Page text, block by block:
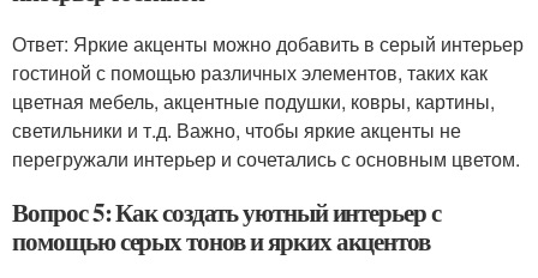
Ответ: Яркие акценты можно добавить в серый интерьер
гостиной с помощью различных элементов, таких как
цветная мебель, акцентные подушки, ковры, картины,
светильники и т.д. Важно, чтобы яркие акценты не
перегружали интерьер и сочетались с основным цветом.
Вопрос 5: Как создать уютный интерьер с
помощью серых тонов и ярких акцентов